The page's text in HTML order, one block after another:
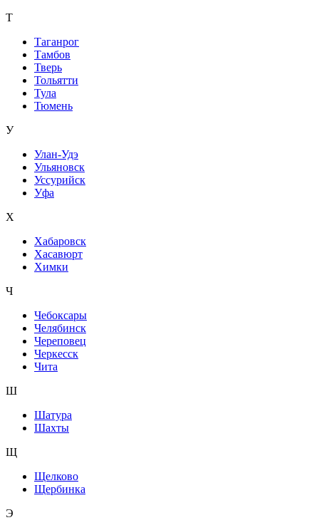
Т
Таганрог
Тамбов
Тверь
Тольятти
Тула
Тюмень
У
Улан-Удэ
Ульяновск
Уссурийск
Уфа
Х
Хабаровск
Хасавюрт
Химки
Ч
Чебоксары
Челябинск
Череповец
Черкесск
Чита
Ш
Шатура
Шахты
Щ
Щелково
Щербинка
Э